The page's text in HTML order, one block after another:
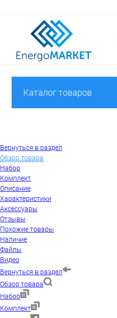
Каталог товаров
Вернуться в раздел
Обзор товара
Набор
Комплект
Описание
Характеристики
Аксессуары
Отзывы
Похожие товары
Наличие
Файлы
Видео
Вернуться в раздел
Обзор товара
Набор
Комплект